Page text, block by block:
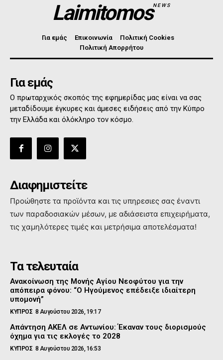
LaimitomosNEWS
Για εμάς Επικοινωνία
Πολιτική Cookies
Πολιτική Απορρήτου
Για εμάς
Ο πρωταρχικός σκοπός της εφημερίδας μας είναι να σας
μεταδίδουμε έγκυρες και άμεσες ειδήσεις από την Κύπρο
την Ελλάδα και όλόκληρο τον κόσμο.
Διαφημιστείτε
Προώθηστε τα προϊόντα και τις υπηρεσιες σας έναντι
των παραδοσιακών μέσων, με αδιάσειστα επιχειρήματα,
τις χαμηλότερες τιμές και μετρήσιμα αποτελέσματα!
Τα τελευταία
Ανακοίνωση της Μονής Αγίου Νεοφύτου για την
απόπειρα φόνου: “Ο Ηγούμενος επέδειξε ιδιαίτερη
υπομονή”
ΚΥΠΡΟΣ 8 Αυγούστου 2026, 19:17
Απάντηση ΑΚΕΛ σε Αντωνίου: Έκαναν τους διορισμούς
όχημα για τις εκλογές το 2028
ΚΥΠΡΟΣ 8 Αυγούστου 2026, 16:53